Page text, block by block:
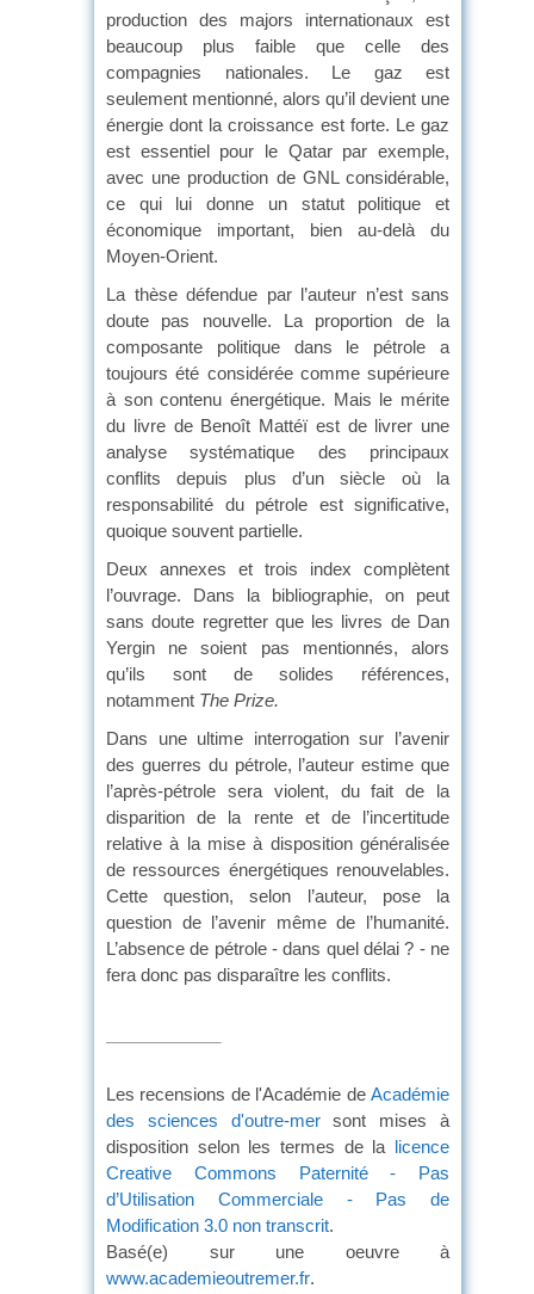
production des majors internationaux est
beaucoup plus faible que celle des
compagnies nationales. Le gaz est
seulement mentionné, alors qu’il devient une
énergie dont la croissance est forte. Le gaz
est essentiel pour le Qatar par exemple,
avec une production de GNL considérable,
ce qui lui donne un statut politique et
économique important, bien au-delà du
Moyen-Orient.
La thèse défendue par l’auteur n’est sans
doute pas nouvelle. La proportion de la
composante politique dans le pétrole a
toujours été considérée comme supérieure
à son contenu énergétique. Mais le mérite
du livre de Benoît Mattéï est de livrer une
analyse systématique des principaux
conflits depuis plus d’un siècle où la
responsabilité du pétrole est significative,
quoique souvent partielle.
Deux annexes et trois index complètent
l’ouvrage. Dans la bibliographie, on peut
sans doute regretter que les livres de Dan
Yergin ne soient pas mentionnés, alors
qu’ils sont de solides références,
notamment The Prize.
Dans une ultime interrogation sur l’avenir
des guerres du pétrole, l’auteur estime que
l’après-pétrole sera violent, du fait de la
disparition de la rente et de l’incertitude
relative à la mise à disposition généralisée
de ressources énergétiques renouvelables.
Cette question, selon l’auteur, pose la
question de l’avenir même de l’humanité.
L’absence de pétrole - dans quel délai ? - ne
fera donc pas disparaître les conflits.
Les recensions de l'Académie de Académie
des sciences d'outre-mersont mises à
disposition selon les termes de la
licence
Creative Commons Paternité - Pas
d’Utilisation Commerciale - Pas de
Modification 3.0 non transcrit.
Basé(e) sur une oeuvre à
www.academieoutremer.fr.